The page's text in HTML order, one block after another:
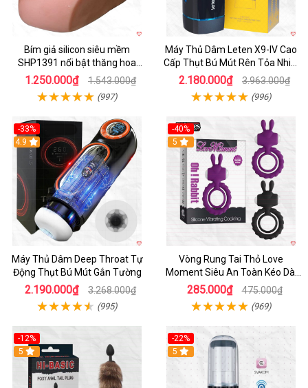
Bím giả silicon siêu mềm
SHP1391 nổi bật thăng hoa
hoàn hảo
1.250.000₫ 1.543.000₫
(997)
Máy Thủ Dâm Leten X9-IV Cao
Cấp Thụt Bú Mút Rên Tỏa Nhiệt
Sạc Pin
2.180.000₫ 3.963.000₫
(996)
-33%
Hot
4.9
Máy Thủ Dâm Deep Throat Tự
Động Thụt Bú Mút Gắn Tường
2.190.000₫ 3.268.000₫
(995)
-40%
5
Vòng Rung Tai Thỏ Love
Moment Siêu An Toàn Kéo Dài
Thời Gian
285.000₫ 475.000₫
(969)
-12%
Hot
5
-22%
5